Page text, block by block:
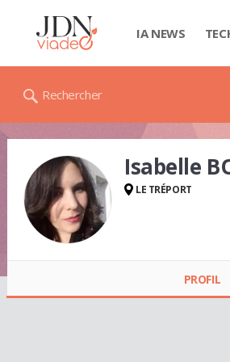
IA NEWS
Rechercher
Isabelle
LE TRÉPORT
PROFIL